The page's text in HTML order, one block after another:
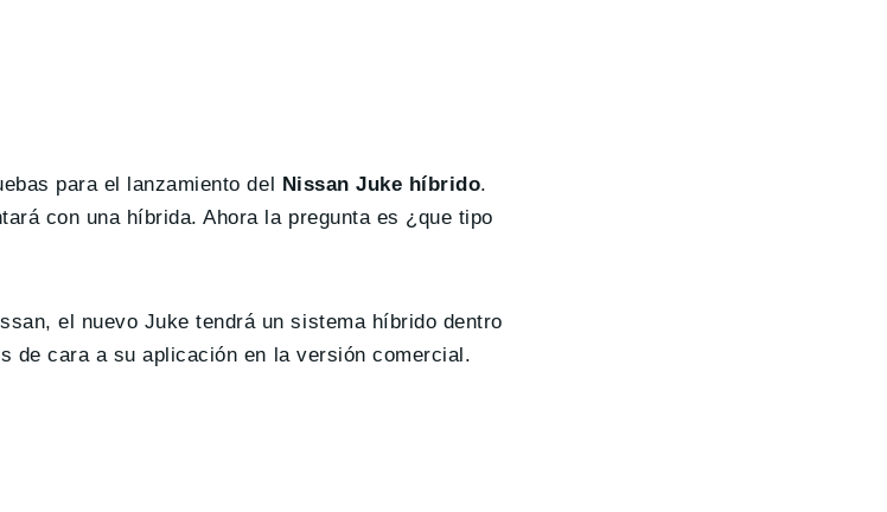
para el lanzamiento del Nissan Juke híbrido.
con una híbrida. Ahora la pregunta es ¿que tipo
el nuevo Juke tendrá un sistema híbrido dentro
de cara a su aplicación en la versión comercial.